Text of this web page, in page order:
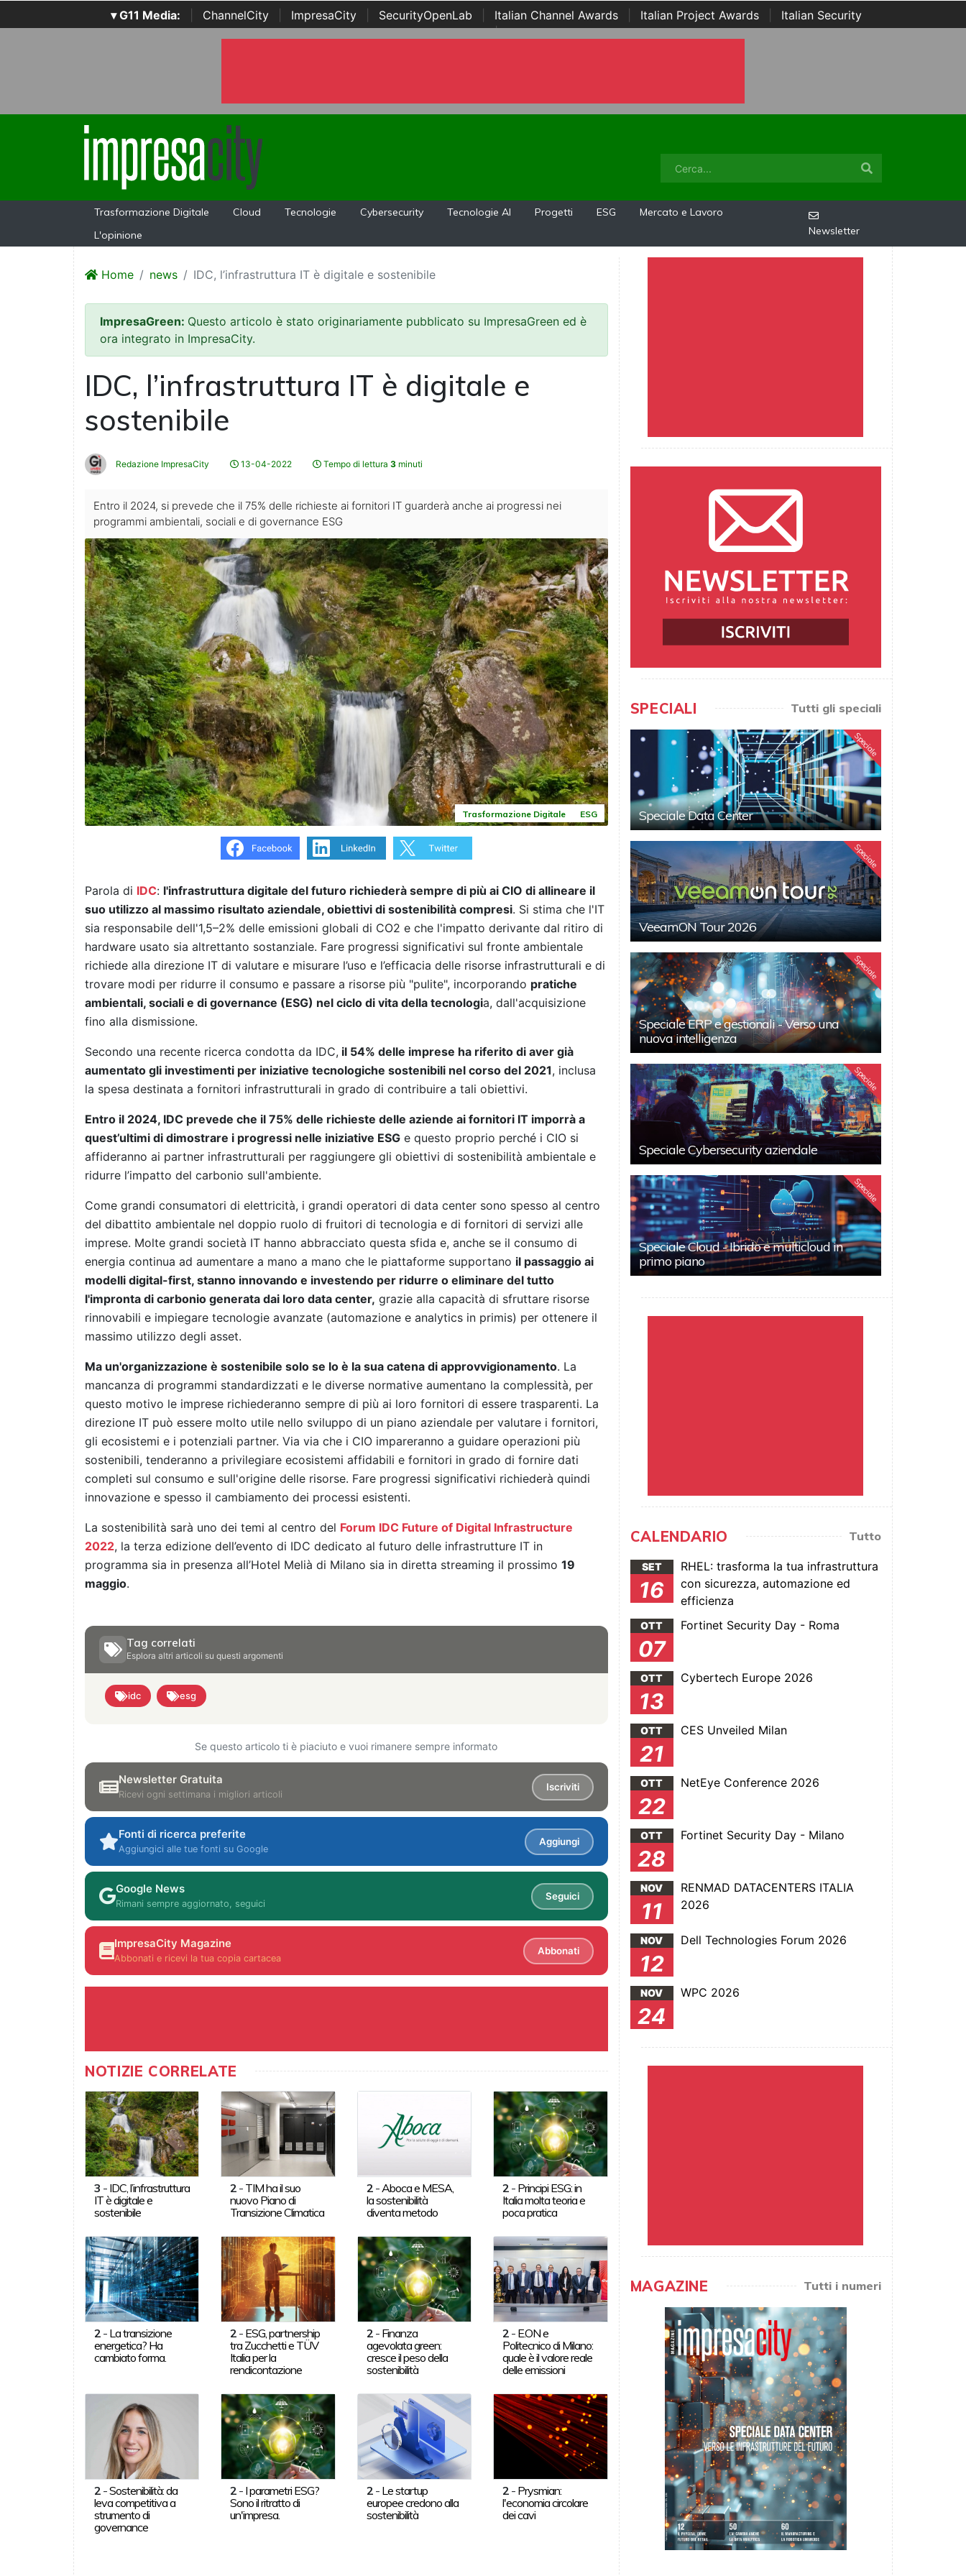
▾ G11 Media: ChannelCity ImpresaCity SecurityOpenLab Italian Channel Awards Italian Project Awards
Italian Security
Awards | ...
Trasformazione Digitale Cloud Tecnologie Cybersecurity Tecnologie AI Progetti ESG
Mercato e Lavoro
L'opinione
Newsletter
Home news IDC, l’infrastruttura IT è digitale e sostenibile
ImpresaGreen: Questo articolo è stato originariamente pubblicato su ImpresaGreen ed è
ora integrato in ImpresaCity.
IDC, l’infrastruttura IT è digitale e
sostenibile
Redazione ImpresaCity 13-04-2022 Tempo di lettura 3 minuti
Entro il 2024, si prevede che il 75% delle richieste ai fornitori IT guarderà anche ai progressi nei
programmi ambientali, sociali e di governance ESG
Trasformazione Digitale ESG
Parola di IDC: l'infrastruttura digitale del futuro richiederà sempre di più ai CIO di allineare il
suo utilizzo al massimo risultato aziendale, obiettivi di sostenibilità compresi. Si stima che l'IT
sia responsabile dell'1,5–2% delle emissioni globali di CO2 e che l'impatto derivante dal ritiro di
hardware usato sia altrettanto sostanziale. Fare progressi significativi sul fronte ambientale
richiede alla direzione IT di valutare e misurare l’uso e l’efficacia delle risorse infrastrutturali e di
trovare modi per ridurre il consumo e passare a risorse più "pulite", incorporando pratiche
ambientali, sociali e di governance (ESG) nel ciclo di vita della tecnologia, dall'acquisizione
fino alla dismissione.
Secondo una recente ricerca condotta da IDC, il 54% delle imprese ha riferito di aver già
aumentato gli investimenti per iniziative tecnologiche sostenibili nel corso del 2021, inclusa
la spesa destinata a fornitori infrastrutturali in grado di contribuire a tali obiettivi.
Entro il 2024, IDC prevede che il 75% delle richieste delle aziende ai fornitori IT imporrà a
quest’ultimi di dimostrare i progressi nelle iniziative ESG e questo proprio perché i CIO si
affideranno ai partner infrastrutturali per raggiungere gli obiettivi di sostenibilità ambientale e
ridurre l’impatto del carbonio sull'ambiente.
Come grandi consumatori di elettricità, i grandi operatori di data center sono spesso al centro
del dibattito ambientale nel doppio ruolo di fruitori di tecnologia e di fornitori di servizi alle
imprese. Molte grandi società IT hanno abbracciato questa sfida e, anche se il consumo di
energia continua ad aumentare a mano a mano che le piattaforme supportano il passaggio ai
modelli digital-first, stanno innovando e investendo per ridurre o eliminare del tutto
l'impronta di carbonio generata dai loro data center, grazie alla capacità di sfruttare risorse
rinnovabili e impiegare tecnologie avanzate (automazione e analytics in primis) per ottenere il
massimo utilizzo degli asset.
Ma un'organizzazione è sostenibile solo se lo è la sua catena di approvvigionamento. La
mancanza di programmi standardizzati e le diverse normative aumentano la complessità, per
questo motivo le imprese richiederanno sempre di più ai loro fornitori di essere trasparenti. La
direzione IT può essere molto utile nello sviluppo di un piano aziendale per valutare i fornitori,
gli ecosistemi e i potenziali partner. Via via che i CIO impareranno a guidare operazioni più
sostenibili, tenderanno a privilegiare ecosistemi affidabili e fornitori in grado di fornire dati
completi sul consumo e sull'origine delle risorse. Fare progressi significativi richiederà quindi
innovazione e spesso il cambiamento dei processi esistenti.
La sostenibilità sarà uno dei temi al centro del Forum IDC Future of Digital Infrastructure
2022, la terza edizione dell’evento di IDC dedicato al futuro delle infrastrutture IT in
programma sia in presenza all’Hotel Melià di Milano sia in diretta streaming il prossimo 19
maggio.
Tag correlati
Esplora altri articoli su questi argomenti
idc esg
Se questo articolo ti è piaciuto e vuoi rimanere sempre informato
Newsletter Gratuita
Ricevi ogni settimana i migliori articoli
Iscriviti
Fonti di ricerca preferite
Aggiungici alle tue fonti su Google
Aggiungi
Google News
Rimani sempre aggiornato, seguici
Seguici
ImpresaCity Magazine
Abbonati e ricevi la tua copia cartacea
Abbonati
NOTIZIE CORRELATE
3 - IDC, l’infrastruttura
IT è digitale e
sostenibile
2 - TIM ha il suo
nuovo Piano di
Transizione Climatica
2- Aboca e MESA,
la sostenibilità
diventa metodo
2 - Principi ESG: in
Italia molta teoria e
poca pratica
2- La transizione
energetica? Ha
cambiato forma.
2 - ESG, partnership
tra Zucchetti e TÜV
Italia per la
rendicontazione
2- Finanza
agevolata green:
cresce il peso della
sostenibilità
2 - E.ON e
Politecnico di Milano:
quale è il valore reale
delle emissioni
2-Sostenibilità: da
leva competitiva a
strumento di
governance
2 - I parametri ESG?
Sono il ritratto di
un'impresa.
2- Le startup
europee credono alla
sostenibilità
2 - Prysmian:
l'economia circolare
dei cavi
SPECIALI Tutti gli speciali
Speciale
Speciale Data Center
Speciale
VeeamON Tour 2026
Speciale
Speciale ERP e gestionali - Verso una
nuova intelligenza
Speciale
Speciale Cybersecurity aziendale
Speciale
Speciale Cloud - Ibrido e multicloud in
primo piano
CALENDARIO Tutto
SET
16
RHEL: trasforma la tua infrastruttura
con sicurezza, automazione ed
efficienza
OTT
07
Fortinet Security Day - Roma
OTT
13
Cybertech Europe 2026
OTT
21
CES Unveiled Milan
OTT
22
NetEye Conference 2026
OTT
28
Fortinet Security Day - Milano
NOV
11
RENMAD DATACENTERS ITALIA
2026
NOV
12
Dell Technologies Forum 2026
NOV
24
WPC 2026
MAGAZINE Tutti i numeri